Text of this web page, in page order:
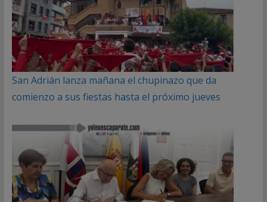
San Adrián lanza mañana el chupinazo que da
comienzo a sus fiestas hasta el próximo jueves